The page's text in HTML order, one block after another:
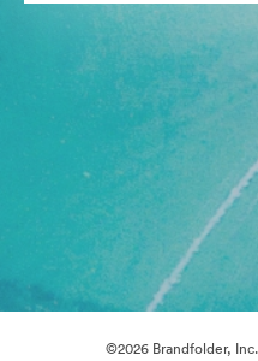
©2026 Brandfolder,